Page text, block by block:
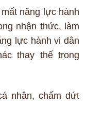
năng lực hành
nhận thức, làm
lực hành vi dân
thay thế trong
nhân, chấm dứt